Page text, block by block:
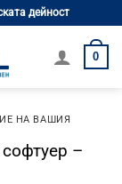
дейност
0
НА ВАШИЯ
–